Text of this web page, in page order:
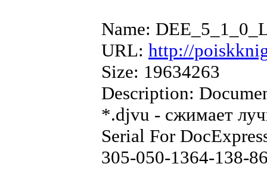
Name:
URL: http://
Size: 19634263
Description:
*.djvu - сжимает
Serial For
305-050-1364-138-